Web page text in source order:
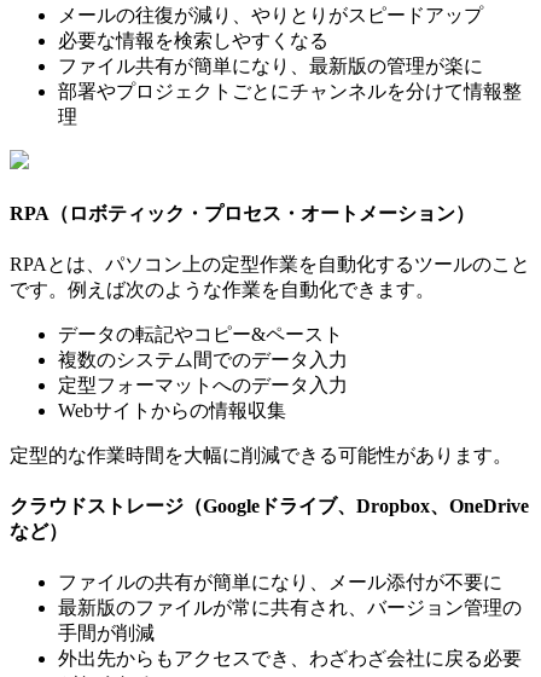
メールの往復が減り、やりとりがスピードアップ
必要な情報を検索しやすくなる
ファイル共有が簡単になり、最新版の管理が楽に
部署やプロジェクトごとにチャンネルを分けて情報整
理
RPA（ロボティック・プロセス・オートメーション）
RPAとは、パソコン上の定型作業を自動化するツールのこと
です。例えば次のような作業を自動化できます。
データの転記やコピー&ペースト
複数のシステム間でのデータ入力
定型フォーマットへのデータ入力
Webサイトからの情報収集
定型的な作業時間を大幅に削減できる可能性があります。
クラウドストレージ（Googleドライブ、Dropbox、OneDrive
など）
ファイルの共有が簡単になり、メール添付が不要に
最新版のファイルが常に共有され、バージョン管理の
手間が削減
外出先からもアクセスでき、わざわざ会社に戻る必要